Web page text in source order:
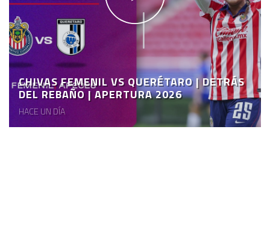
CHIVAS FEMENIL VS QUERÉTARO | DETRÁS
DEL REBAÑO | APERTURA 2026
HACE UN DÍA